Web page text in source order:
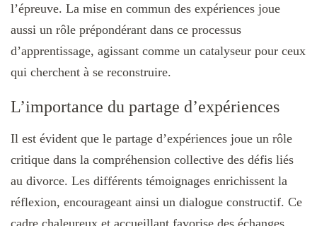
l’épreuve. La mise en commun des expériences joue
aussi un rôle prépondérant dans ce processus
d’apprentissage, agissant comme un catalyseur pour ceux
qui cherchent à se reconstruire.
L’importance du partage d’expériences
Il est évident que le partage d’expériences joue un rôle
critique dans la compréhension collective des défis liés
au divorce. Les différents témoignages enrichissent la
réflexion, encourageant ainsi un dialogue constructif. Ce
cadre chaleureux et accueillant favorise des échanges